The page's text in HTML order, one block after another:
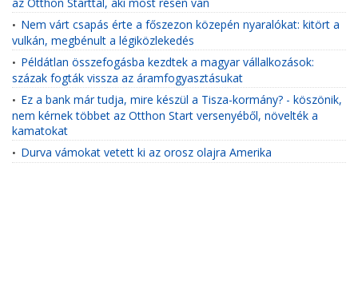
• Nem várt csapás érte a főszezon közepén nyaralókat: kitört a
vulkán, megbénult a légiközlekedés
• Példátlan összefogásba kezdtek a magyar vállalkozások:
százak fogták vissza az áramfogyasztásukat
• Ez a bank már tudja, mire készül a Tisza-kormány? - köszönik,
nem kérnek többet az Otthon Start versenyéből, növelték a
kamatokat
• Durva vámokat vetett ki az orosz olajra Amerika